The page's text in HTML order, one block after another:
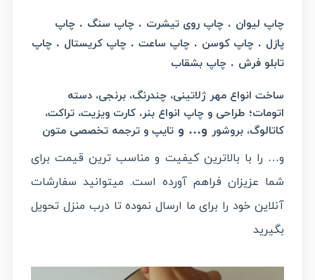
چاپ لیوان .چاپ روی تیشرت .چاپ سنگ .چاپ
پازل .چاپ کوسن .چاپ ساعت .چاپ کریستال .چاپ
تابلو فرش .چاپ بشقاب
ساخت انواع مهر ژلاتینی، چندرنگ، برنجی، دسته
اتومات؛طراحی و چاپ انواع بنر، کارت ویزیت، تراکت،
کاتالوگ، بروشور و… وتایپ و ترجمه تخصصی متون
و… را با بالاترین کیفیت و مناسب ترین قیمت برای
شما عزیزان فراهم آورده است. میتوانید سفارشات
آنلاین خود را برای ما ارسال نموده تا درب منزل تحویل
بگیرید